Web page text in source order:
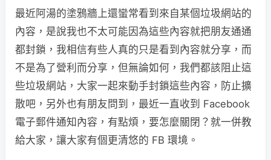
最近阿湯的塗鴉牆上還蠻常看到來自某個垃圾網站的
內容，是說我也不太可能因為這些內容就把朋友通通
都封鎖，我相信有些人真的只是看到內容就分享，而
不是為了營利而分享，但無論如何，我們都該阻止這
些垃圾網站，大家一起來動手封鎖這些內容，防止擴
散吧，另外也有朋友問到，最近一直收到 Facebook
電子郵件通知內容，有點煩，要怎麼關閉？就一併教
給大家，讓大家有個更清悠的 FB 環境。